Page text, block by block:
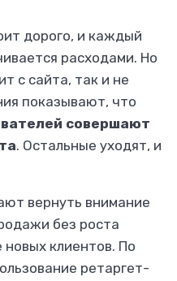
дорого, и каждый
расходами. Но
с сайта, так и не
показывают, что
совершают
. Остальные уходят, и
вернуть внимание
без роста
клиентов. По
ретаргет-